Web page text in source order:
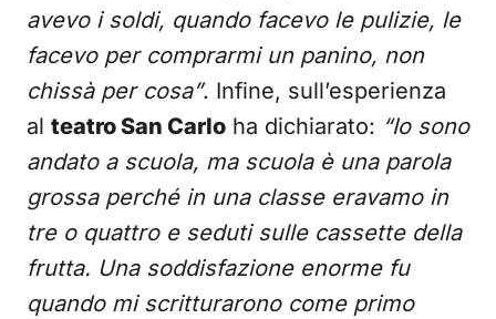
avevo i soldi, quando facevo le pulizie, le
facevo per comprarmi un panino, non
chissà per cosa”. Infine, sull’esperienza
al teatro San Carlo ha dichiarato: “Io sono
andato a scuola, ma scuola è una parola
grossa perché in una classe eravamo in
tre o quattro e seduti sulle cassette della
frutta. Una soddisfazione enorme fu
quando mi scritturarono come primo